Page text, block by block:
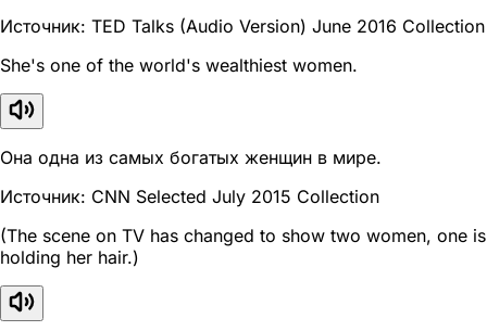
Источник: TED Talks (Audio Version) June 2016 Collection
She's one of the world's wealthiest women.
Она одна из самых богатых женщин в мире.
Источник: CNN Selected July 2015 Collection
(The scene on TV has changed to show two women, one is
holding her hair.)